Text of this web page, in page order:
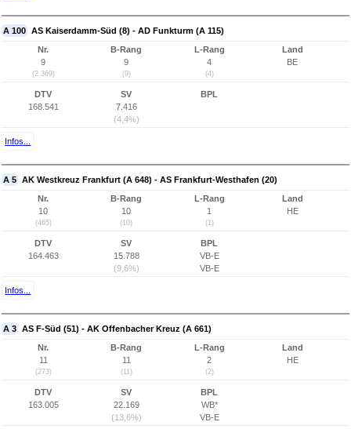
A 100 AS Kaiserdamm-Süd (8) - AD Funkturm (A 115)
Nr.
9
(2.369)
B-Rang
9
(9)
L-Rang
4
(4)
Land
BE
DTV
168.541
SV
7.416
(4,4%)
BPL
Infos...
A 5 AK Westkreuz Frankfurt (A 648) - AS Frankfurt-Westhafen (20)
Nr.
10
(465)
B-Rang
10
(10)
L-Rang
1
(1)
Land
HE
DTV
164.463
SV
15.788
(9,6%)
BPL
VB-E
VB-E
Infos...
A 3 AS F-Süd (51) - AK Offenbacher Kreuz (A 661)
Nr.
11
(273)
B-Rang
11
(11)
L-Rang
2
(2)
Land
HE
DTV
163.005
SV
22.169
(13,6%)
BPL
WB*
VB-E